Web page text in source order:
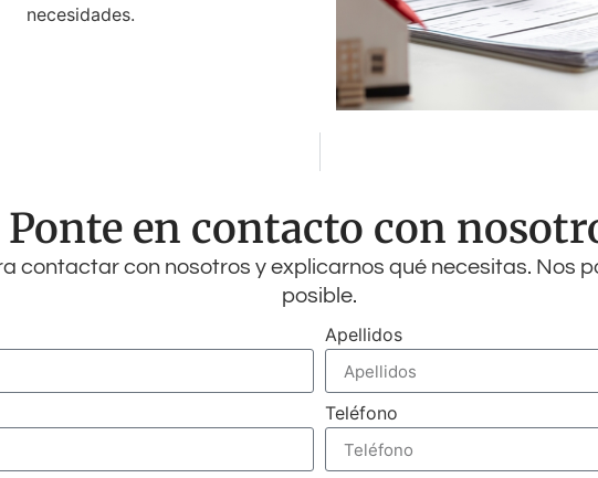
necesidades.
Ponte en contacto con
contactar con nosotros y explicarnos qué necesitas. Nos
posible.
Apellidos
Teléfono